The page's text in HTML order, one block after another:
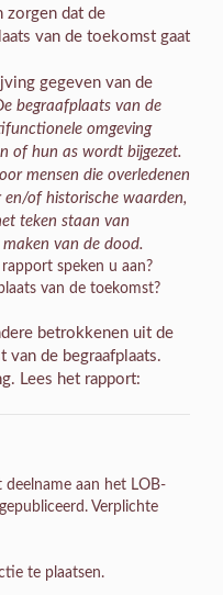
zorgen dat de
van de toekomst gaat
gegeven van de
e begraafplaats van de
omgeving
of hun as wordt bijgezet.
mensen die overledenen
of historische waarden,
teken staan van
van de dood.
speken u aan?
van de toekomst?
betrokkenen uit de
van de begraafplaats.
Lees het rapport:
deelname aan het LOB-
Verplichte
te plaatsen.